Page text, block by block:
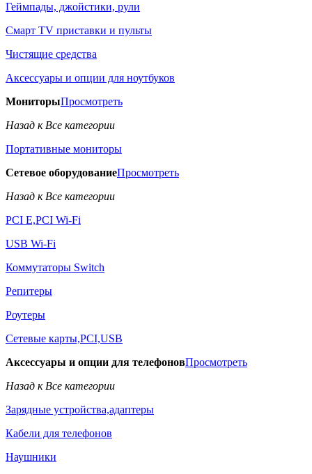
Геймпады, джойстики, рули
Смарт TV приставки и пульты
Чистящие средства
Аксессуары и опции для ноутбуков
МониторыПросмотреть
Назад к Все категории
Портативные мониторы
Сетевое оборудованиеПросмотреть
Назад к Все категории
PCI E,PCI Wi-Fi
USB Wi-Fi
Коммутаторы Switch
Репитеры
Роутеры
Сетевые карты,PCI,USB
Аксессуары и опции для телефоновПросмотреть
Назад к Все категории
Зарядные устройства,адаптеры
Кабели для телефонов
Наушники